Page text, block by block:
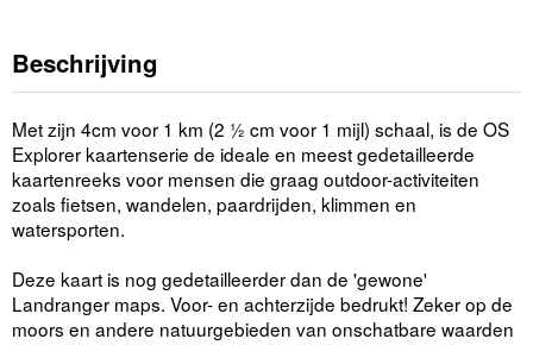
Beschrijving
Met zijn 4cm voor 1 km (2 ½ cm voor 1 mijl) schaal, is de OS
Explorer kaartenserie de ideale en meest gedetailleerde
kaartenreeks voor mensen die graag outdoor-activiteiten
zoals fietsen, wandelen, paardrijden, klimmen en
watersporten.
Deze kaart is nog gedetailleerder dan de 'gewone'
Landranger maps. Voor- en achterzijde bedrukt! Zeker op de
moors en andere natuurgebieden van onschatbare waarden